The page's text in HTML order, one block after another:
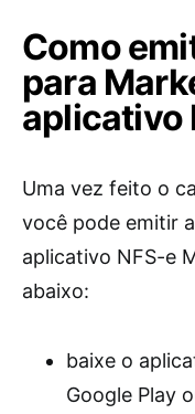
Como
para
aplicativo
Uma vez feito o
você pode emitir
aplicativo NFS-e
abaixo:
baixe o
Google Play